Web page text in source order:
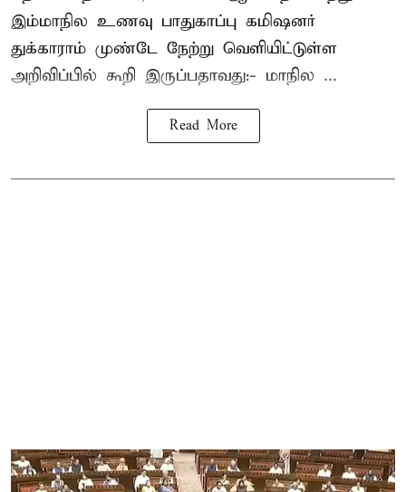
இம்மாநில உணவு பாதுகாப்பு கமிஷனர்
துக்காராம் முண்டே நேற்று வெளியிட்டுள்ள
அறிவிப்பில் கூறி இருப்பதாவது:- மாநில ...
Read More